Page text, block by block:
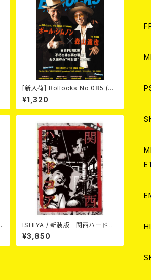
[新入荷] Bollocks No.085 (M
AGAZINE)
¥1,320
ISHIYA / 新装版 関西ハードコ
ア (BOOK)
¥3,850